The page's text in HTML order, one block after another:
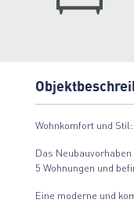
Wohnkomfort und
Das
5 Wohnungen und
Eine moderne und